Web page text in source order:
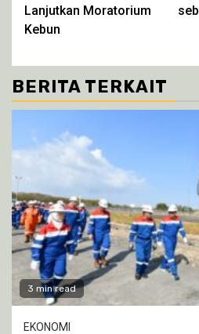
Lanjutkan Moratorium
Kebun
BERITA TERKAIT
3 min read
EKONOMI